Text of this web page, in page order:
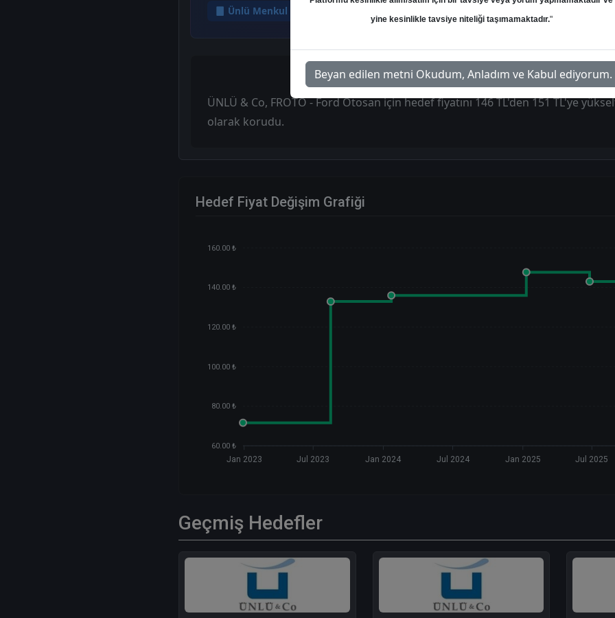
Ünlü Menkul
ÜNLÜ & Co, FROTO - Ford Otosan için hedef fiyatını 146 TL'den 151 TL'ye
olarak korudu.
Hedef Fiyat Değişim Grafiği
160.00 ₺
140.00 ₺
120.00 ₺
100.00 ₺
80.00 ₺
60.00 ₺
Jan 2023 Jul 2023 Jan 2024 Jul 2024 Jan 2025 Jul 2025
Geçmiş Hedefler
yine kesinlikle tavsiye niteliği taşımamaktadır."
Beyan edilen metni Okudum, Anladım ve Kabul ediyorum.